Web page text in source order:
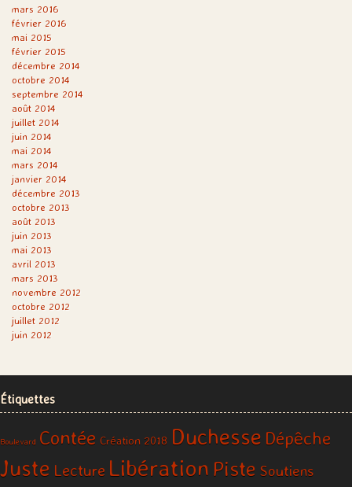
mars 2016
février 2016
mai 2015
février 2015
décembre 2014
octobre 2014
septembre 2014
août 2014
juillet 2014
juin 2014
mai 2014
mars 2014
janvier 2014
décembre 2013
octobre 2013
août 2013
juin 2013
mai 2013
avril 2013
mars 2013
novembre 2012
octobre 2012
juillet 2012
juin 2012
Étiquettes
Boulevard Contée Création 2018 Duchesse Dépêche
Juste Lecture Libération Piste Soutiens